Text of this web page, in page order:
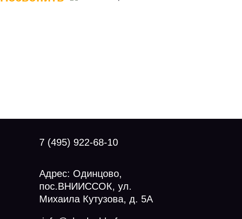
7 (495) 922-68-10
Адрес: Одинцово,
пос.ВНИИССОК, ул.
Михаила Кутузова, д. 5А